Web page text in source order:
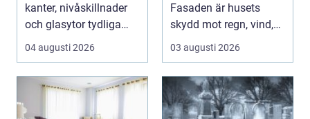
kanter, nivåskillnader
och glasytor tydliga
med hj&...
04 augusti 2026
Fasaden är husets
skydd mot regn, vind,
avgaser och påvä...
03 augusti 2026